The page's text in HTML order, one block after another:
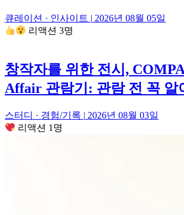
큐레이션 · 인사이트 | 2026년 08월 05일
리액션 3명
창작자를 위한 전시,
Affair 관람기: 관람 전 꼭 알
스터디 · 경험/기록 | 2026년 08월 03일
리액션 1명